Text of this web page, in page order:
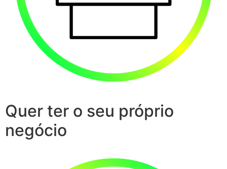
Quer ter o seu próprio
negócio